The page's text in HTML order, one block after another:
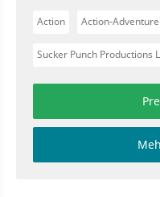
Action Action-Adventure
Sucker Punch Productions